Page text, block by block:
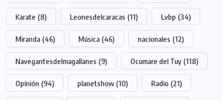
Karate (8) Leonesdelcaracas (11) Lvbp (34)
Miranda (46) Música (46) nacionales (12)
Navegantesdelmagallanes (9) Ocumare del Tuy (118)
Opinión (94) planetshow (10) Radio (21)